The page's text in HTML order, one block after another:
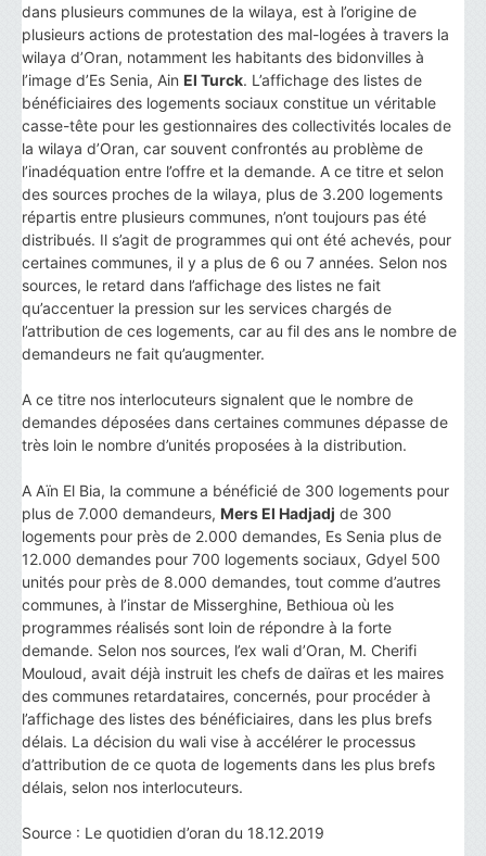
dans plusieurs communes de la wilaya, est à l’origine de
plusieurs actions de protestation des mal-logées à travers la
wilaya d’Oran, notamment les habitants des bidonvilles à
l’image d’Es Senia, Ain El Turck. L’affichage des listes de
bénéficiaires des logements sociaux constitue un véritable
casse-tête pour les gestionnaires des collectivités locales de
la wilaya d’Oran, car souvent confrontés au problème de
l’inadéquation entre l’offre et la demande. A ce titre et selon
des sources proches de la wilaya, plus de 3.200 logements
répartis entre plusieurs communes, n’ont toujours pas été
distribués. Il s’agit de programmes qui ont été achevés, pour
certaines communes, il y a plus de 6 ou 7 années. Selon nos
sources, le retard dans l’affichage des listes ne fait
qu’accentuer la pression sur les services chargés de
l’attribution de ces logements, car au fil des ans le nombre de
demandeurs ne fait qu’augmenter.
A ce titre nos interlocuteurs signalent que le nombre de
demandes déposées dans certaines communes dépasse de
très loin le nombre d’unités proposées à la distribution.
A Aïn El Bia, la commune a bénéficié de 300 logements pour
plus de 7.000 demandeurs, Mers El Hadjadj de 300
logements pour près de 2.000 demandes, Es Senia plus de
12.000 demandes pour 700 logements sociaux, Gdyel 500
unités pour près de 8.000 demandes, tout comme d’autres
communes, à l’instar de Misserghine, Bethioua où les
programmes réalisés sont loin de répondre à la forte
demande. Selon nos sources, l’ex wali d’Oran, M. Cherifi
Mouloud, avait déjà instruit les chefs de daïras et les maires
des communes retardataires, concernés, pour procéder à
l’affichage des listes des bénéficiaires, dans les plus brefs
délais. La décision du wali vise à accélérer le processus
d’attribution de ce quota de logements dans les plus brefs
délais, selon nos interlocuteurs.
Source : Le quotidien d’oran du 18.12.2019